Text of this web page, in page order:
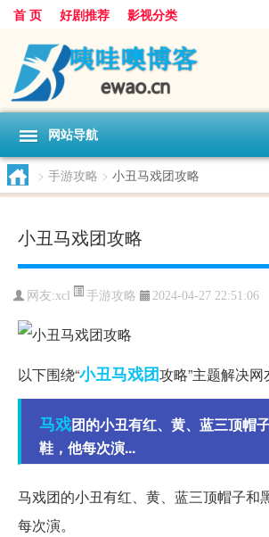
首 页 好剧推荐 影视分类
网站导航
> 手游攻略 > 小丑马戏团攻略
小丑马戏团攻略
网友:xcl 手游攻略 2024-04-27 22:51:06
以下围绕“小丑马戏团攻略”主题解决
马戏团的小丑有红、黄、蓝三顶帽
鞋，他每次演...
马戏团的小丑有红、黄、蓝三顶帽子和
每次演。